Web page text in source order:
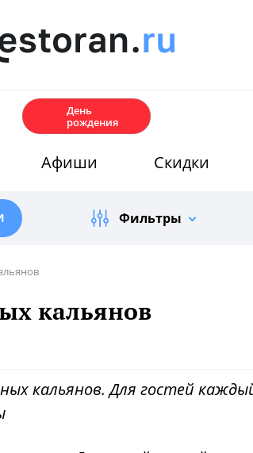
День
рождения
Афиши Скидки
Фильтры
кальянов
кальянов. Для гостей